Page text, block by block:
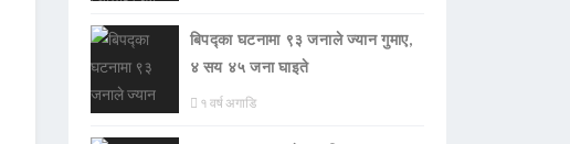
बिपद्का घटनामा ९३ जनाले ज्यान गुमाए,
४ सय ४५ जना घाइते
१ वर्ष अगाडि